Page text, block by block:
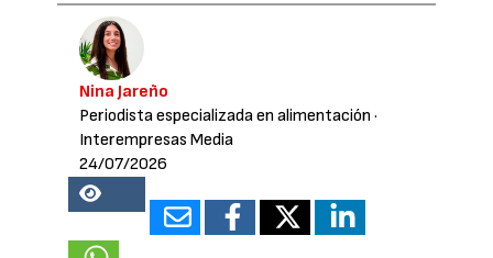
Nina Jareño
Periodista especializada en alimentación ·
Interempresas Media
24/07/2026
22528